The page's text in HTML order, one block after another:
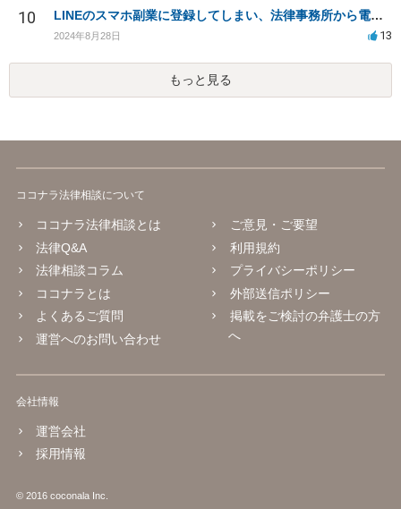
10 LINEのスマホ副業に登録してしまい、法律事務所から電話が入りました。
2024年8月28日 13
もっと見る
ココナラ法律相談について
ココナラ法律相談とは
法律Q&A
法律相談コラム
ココナラとは
よくあるご質問
運営へのお問い合わせ
ご意見・ご要望
利用規約
プライバシーポリシー
外部送信ポリシー
掲載をご検討の弁護士の方
へ
会社情報
運営会社
採用情報
© 2016 coconala Inc.